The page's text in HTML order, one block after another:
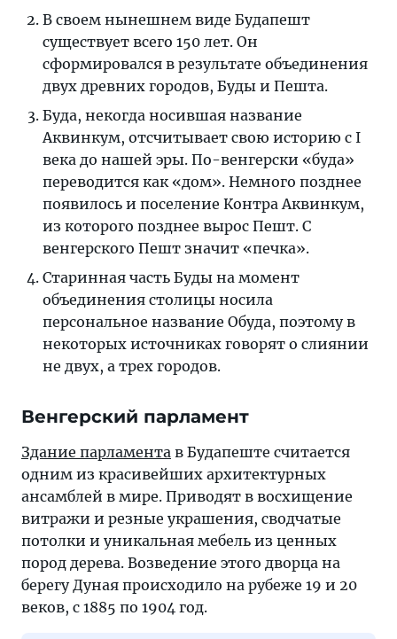
В своем нынешнем виде Будапешт
существует всего 150 лет. Он
сформировался в результате объединения
двух древних городов, Буды и Пешта.
Буда, некогда носившая название
Аквинкум, отсчитывает свою историю с I
века до нашей эры. По-венгерски «буда»
переводится как «дом». Немного позднее
появилось и поселение Контра Аквинкум,
из которого позднее вырос Пешт. С
венгерского Пешт значит «печка».
Старинная часть Буды на момент
объединения столицы носила
персональное название Обуда, поэтому в
некоторых источниках говорят о слиянии
не двух, а трех городов.
Венгерский парламент
Здание парламента в Будапеште считается
одним из красивейших архитектурных
ансамблей в мире. Приводят в восхищение
витражи и резные украшения, сводчатые
потолки и уникальная мебель из ценных
пород дерева. Возведение этого дворца на
берегу Дуная происходило на рубеже 19 и 20
веков, с 1885 по 1904 год.